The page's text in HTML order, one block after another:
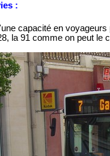
:
capacité en
la 91 comme on peut le